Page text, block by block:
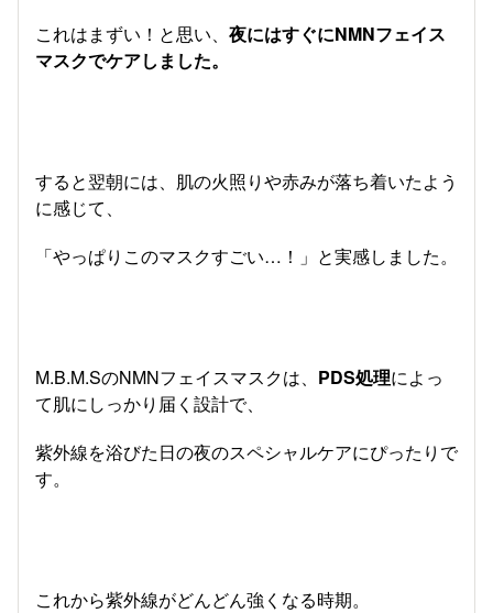
これはまずい！と思い、 夜にはすぐにNMNフェイス
マスクでケアしました。
すると翌朝には、肌の火照りや赤みが落ち着いたよう
に感じて、
「やっぱりこのマスクすごい…！」と実感しました。
M.B.M.SのNMNフェイスマスクは、 PDS処理によっ
て肌にしっかり届く設計で、
紫外線を浴びた日の夜のスペシャルケアにぴったりで
す。
これから紫外線がどんどん強くなる時期。